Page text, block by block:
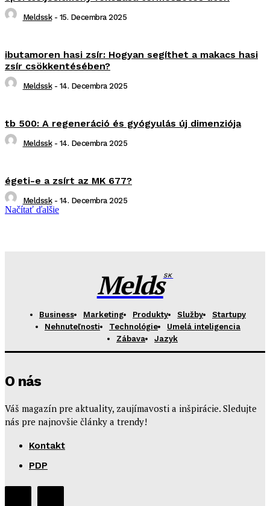
Meldssk - 15. Decembra 2025
ibutamoren hasi zsír: Hogyan segíthet a makacs hasi
zsír csökkentésében?
Meldssk - 14. Decembra 2025
tb 500: A regeneráció és gyógyulás új dimenziója
Meldssk - 14. Decembra 2025
égeti-e a zsírt az MK 677?
Meldssk - 14. Decembra 2025
Načítať ďalšie
MeldsSK
Business Marketing Produkty Služby
Startupy
Nehnuteľnosti
Technológie
Umelá inteligencia
Zábava
Jazyk
O nás
Váš magazín pre aktuality, zaujímavosti a inšpirácie. Sledujte
nás pre najnovšie články a trendy!
Kontakt
PDP